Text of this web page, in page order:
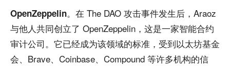
OpenZeppelin。在 The DAO 攻击事件发生后，Araoz
与他人共同创立了 OpenZeppelin，这是一家智能合约
审计公司。它已经成为该领域的标准，受到以太坊基金
会、Brave、Coinbase、Compound 等许多机构的信